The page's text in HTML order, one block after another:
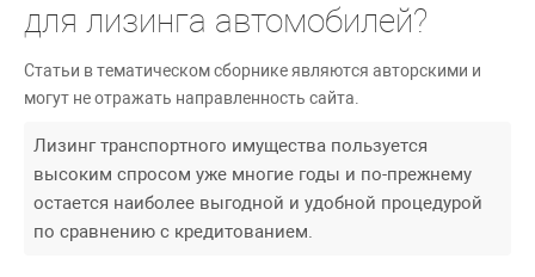
для лизинга автомобилей?
Статьи в тематическом сборнике являются авторскими и
могут не отражать направленность сайта.
Лизинг транспортного имущества пользуется
высоким спросом уже многие годы и по-прежнему
остается наиболее выгодной и удобной процедурой
по сравнению с кредитованием.